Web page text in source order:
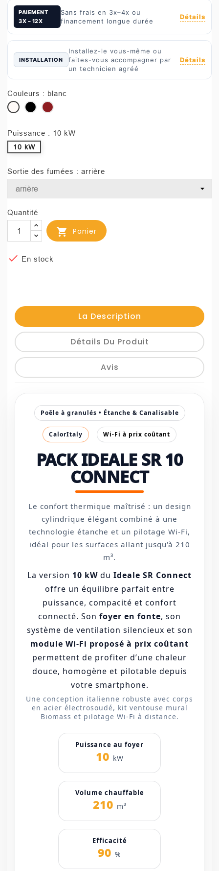
PAIEMENT
3X – 12X
Sans frais en 3x–4x ou
financement longue durée
Détails
INSTALLATION
Installez-le vous-même ou
faites-vous accompagner par
un technicien agréé
Détails
Couleurs : blanc
blancnoir bordeaux
Puissance : 10 kW
10 kW
Sortie des fumées : arrière
Quantité
 Panier
 En stock
La Description
Détails Du Produit
Avis
Poêle à granulés • Étanche & Canalisable
CalorItaly Wi-Fi à prix coûtant
PACK IDEALE SR 10
CONNECT
Le confort thermique maîtrisé : un design
cylindrique élégant combiné à une
technologie étanche et un pilotage Wi-Fi,
idéal pour les surfaces allant jusqu'à 210
m³.
La version 10 kW du Ideale SR Connect
offre un équilibre parfait entre
puissance, compacité et confort
connecté. Son foyer en fonte, son
système de ventilation silencieux et son
module Wi-Fi proposé à prix coûtant
permettent de profiter d’une chaleur
douce, homogène et pilotable depuis
votre smartphone.
Une conception italienne robuste avec corps
en acier électrosoudé, kit ventouse mural
Biomass et pilotage Wi-Fi à distance.
Puissance au foyer
10 kW
Volume chauffable
210 m³
Efficacité
90 %